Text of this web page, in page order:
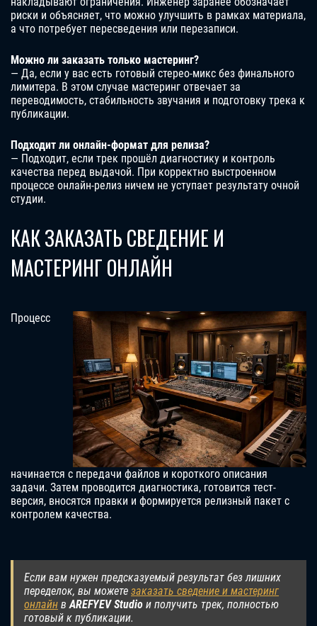
риски и объясняет, что можно улучшить в рамках материала,
а что потребует пересведения или перезаписи.
Можно ли заказать только мастеринг?
— Да, если у вас есть готовый стерео-микс без финального
лимитера. В этом случае мастеринг отвечает за
переводимость, стабильность звучания и подготовку трека к
публикации.
Подходит ли онлайн-формат для релиза?
— Подходит, если трек прошёл диагностику и контроль
качества перед выдачой. При корректно выстроенном
процессе онлайн-релиз ничем не уступает результату очной
студии.
КАК ЗАКАЗАТЬ СВЕДЕНИЕ И
МАСТЕРИНГ ОНЛАЙН
Процесс
начинается с передачи файлов и короткого описания
задачи. Затем проводится диагностика, готовится тест-
версия, вносятся правки и формируется релизный пакет с
контролем качества.
Если вам нужен предсказуемый результат без лишних
переделок, вы можете заказать сведение и мастеринг
онлайн вAREFYEV Studio и получить трек, полностью
готовый к публикации.